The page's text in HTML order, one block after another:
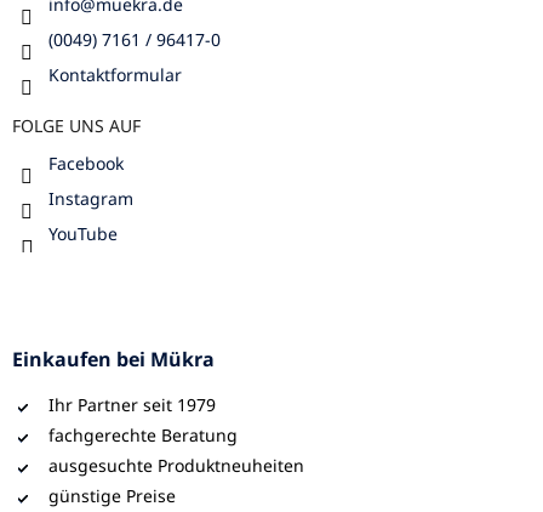
(0049) 7161 / 96417-0
Kontaktformular
FOLGE UNS AUF
Facebook
Instagram
YouTube
Einkaufen bei Mükra
Ihr Partner seit 1979
fachgerechte Beratung
ausgesuchte Produktneuheiten
günstige Preise